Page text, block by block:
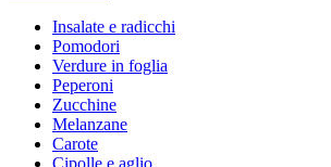
Insalate e radicchi
Pomodori
Verdure in foglia
Peperoni
Zucchine
Melanzane
Carote
Cipolle e aglio